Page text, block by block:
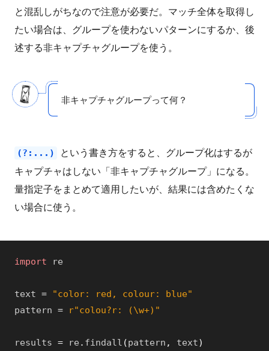
と混乱しがちなので注意が必要だ。マッチ全体を取得し
たい場合は、グループを使わないパターンにするか、後
述する非キャプチャグループを使う。
非キャプチャグループって何？
(?:...)
という書き方をすると、グループ化はするが
キャプチャはしない「非キャプチャグループ」になる。
量指定子をまとめて適用したいが、結果には含めたくな
い場合に使う。
import re
text =
"color: red, colour: blue"
pattern = r"colou?r: (\w+)"
results = re . findall (pattern , text)